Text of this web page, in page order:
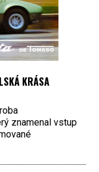
KRÁSA
znamenal vstup